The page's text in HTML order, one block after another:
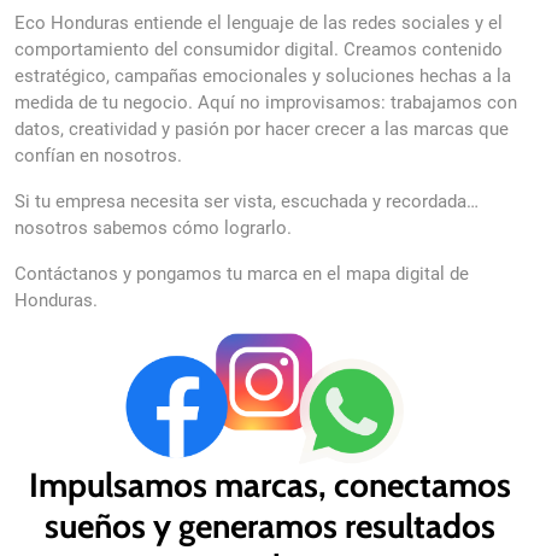
Eco Honduras entiende el lenguaje de las redes sociales y el
comportamiento del consumidor digital. Creamos contenido
estratégico, campañas emocionales y soluciones hechas a la
medida de tu negocio. Aquí no improvisamos: trabajamos con
datos, creatividad y pasión por hacer crecer a las marcas que
confían en nosotros.
Si tu empresa necesita ser vista, escuchada y recordada…
nosotros sabemos cómo lograrlo.
Contáctanos y pongamos tu marca en el mapa digital de
Honduras.
Impulsamos marcas, conectamos
sueños y generamos resultados